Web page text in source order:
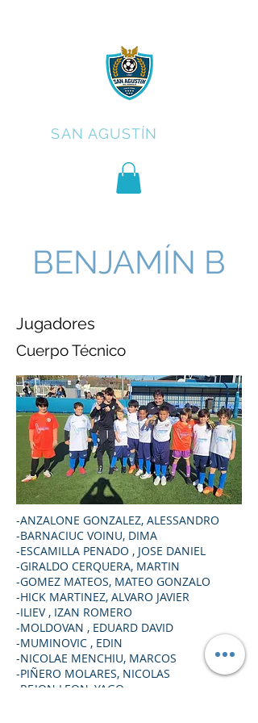
SAN AGUSTÍN
BENJAMÍN B
Jugadores
Cuerpo Técnico
-ANZALONE GONZALEZ, ALESSANDRO
-BARNACIUC VOINU, DIMA
-ESCAMILLA PENADO , JOSE DANIEL
-GIRALDO CERQUERA, MARTIN
-GOMEZ MATEOS, MATEO GONZALO
-HICK MARTINEZ, ALVARO JAVIER
-ILIEV , IZAN ROMERO
-MOLDOVAN , EDUARD DAVID
-MUMINOVIC , EDIN
-NICOLAE MENCHIU, MARCOS
-PIÑERO MOLARES, NICOLAS
-REJON LEON, YAGO